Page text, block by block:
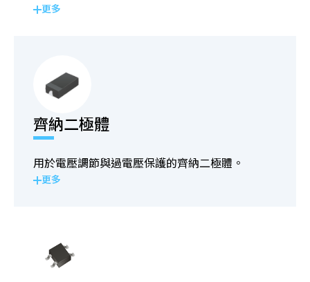
更多
齊納二極體
用於電壓調節與過電壓保護的齊納二極體。
更多